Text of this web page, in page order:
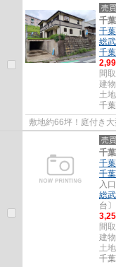
売
千
千
総
千
間
建
土
千
敷地約66坪！庭付き
売
千
千
千
入
総
台
間
建
土
千